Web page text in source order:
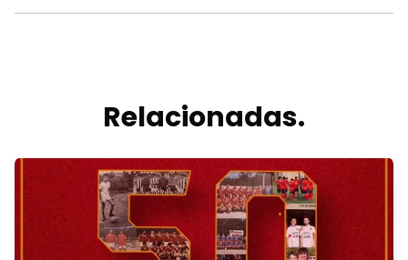
Relacionadas.